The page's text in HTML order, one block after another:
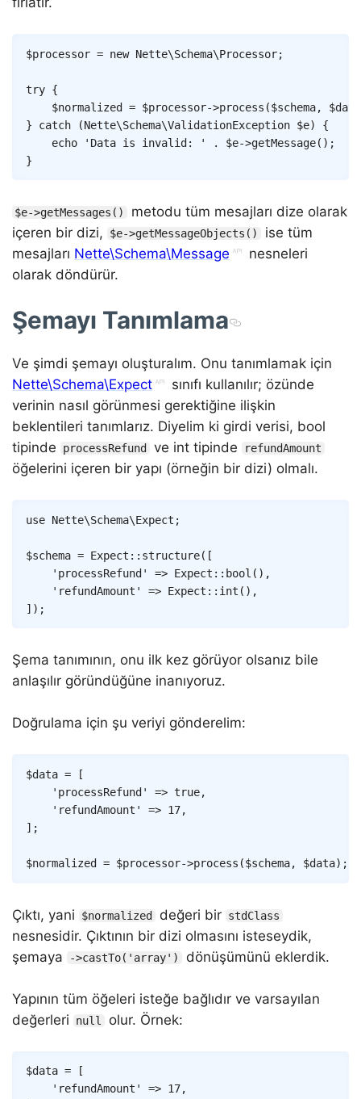
$processor = new Nette\Schema\Processor;
try {
$normalized
= $processor->process ($schema,
$data
}
catch (Nette\Schema\ValidationException $e)
{
echo
'Data is invalid: ' . $e->getMessage( ) ;
}
$e->getMessages()
metodu tüm mesajları dize olarak
içeren bir dizi,
$e->getMessageObjects()
ise tüm
mesajları Nette\Schema\Message
nesneleri
olarak döndürür.
Şemayı Tanımlama
Ve şimdi şemayı oluşturalım. Onu tanımlamak için
Nette\Schema\Expect
sınıfı kullanılır; özünde
verinin nasıl görünmesi gerektiğine ilişkin
beklentileri tanımlarız. Diyelim ki girdi verisi, bool
tipinde
processRefund ve int tipinde refundAmount
öğelerini içeren bir yapı (örneğin bir dizi) olmalı.
use Nette\Schema\Expect ;
$schema = Expect :: structure( [
'processRefund'
=> Expect :: bool ( ) ,
'refundAmount'
=> Expect :: int ( ) ,
] ) ;
Şema tanımının, onu ilk kez görüyor olsanız bile
anlaşılır göründüğüne inanıyoruz.
Doğrulama için şu veriyi gönderelim:
$data =
[
'processRefund'
=> true,
'refundAmount'
=> 17,
] ;
$normalized = $processor->process ($schema, $data) ;
Çıktı, yani $normalized değeri bir stdClass
nesnesidir. Çıktının bir dizi olmasını isteseydik,
şemaya
->castTo('array') dönüşümünü eklerdik.
Yapının tüm öğeleri isteğe bağlıdır ve varsayılan
değerleri
null olur. Örnek:
$data =
[
'refundAmount'
=> 17,